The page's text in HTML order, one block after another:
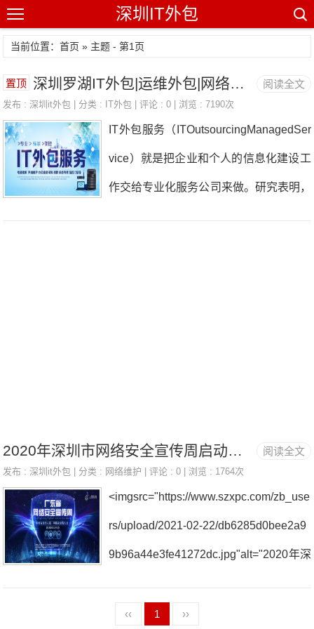
深圳IT外包
当前位置：首页 » 主题 - 第1页
阅读全文
置顶 深圳罗湖IT外包|运维外包|网络维护公司
发布 : 深圳it外包 | 分类 : IT外包 | 评论 : 0 | 浏览 : 7190次
IT外包服务（ITOutsourcingManagedSer
vice）就是把企业和个人的信息化建设工
作交给专业化服务公司来做。研究表明，
深圳罗湖IT外包公司 罗湖IT外包公司专
注IT外包服务：电脑维修、网络维护、服
务器运维、打印机传真机加粉换硒鼓、笔
记本、一体机租赁、二手电脑回收，业务
覆盖全区以下各个街道和社区：桂园街
红南、红村、
阅读全文
2020年深圳市网络安全宣传周启动，持续一周集中举行丰富活动
发布 : 深圳it外包 | 分类 : 网络维护 | 评论 : 0 | 浏览 : 1764次
˂imgsrc="https://www.szxpc.com/zb_use
rs/upload/2021-02-22/db6285d0bee2a9
9b96a44e3fe41272dc.jpg"alt="2020年深
持续一周集中举行丰富活动"˃见圳客户端
‹‹ 1 ››